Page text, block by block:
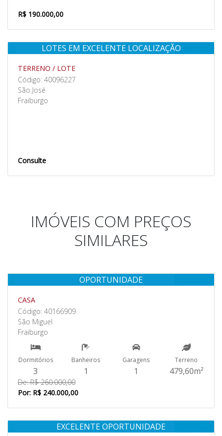
R$ 190.000,00
Venda
LOTES EM EXCELENTE LOCALIZAÇÃO
TERRENO / LOTE
Código: 40096227
São José
Fraiburgo
Consulte
IMÓVEIS COM PREÇOS
SIMILARES
Venda
OPORTUNIDADE
CASA
Código: 40166909
São Miguel
Fraiburgo
Dormitórios
3
Banheiros
1
Garagens
1
Terreno
479,60m²
De: R$ 260.000,00
Por: R$ 240.000,00
Venda
EXCELENTE OPORTUNIDADE